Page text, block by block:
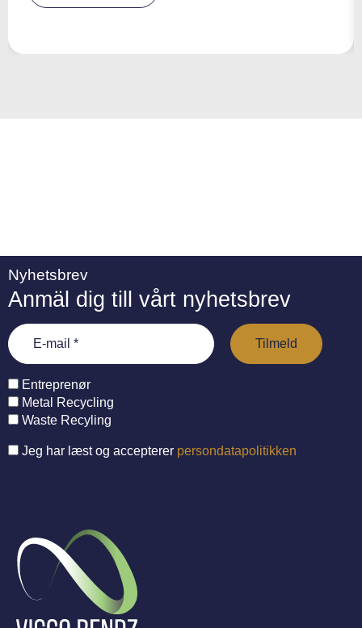
Nyhetsbrev
Anmäl dig till vårt nyhetsbrev
Entreprenør
Metal Recycling
Waste Recyling
Jeg har læst og accepterer persondatapolitikken